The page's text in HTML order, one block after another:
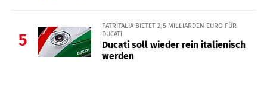
5
PATRITALIA BIETET 2,5 MILLIARDEN EURO FÜR
DUCATI
Ducati soll wieder rein italienisch
werden